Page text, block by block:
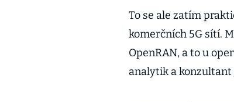
To se ale zatím
komerčních 5G sítí.
OpenRAN, a to u
analytik a konzultant